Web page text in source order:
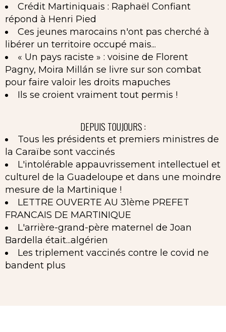
Crédit Martiniquais : Raphaël Confiant
répond à Henri Pied
Ces jeunes marocains n'ont pas cherché à
libérer un territoire occupé mais...
« Un pays raciste » : voisine de Florent
Pagny, Moira Millán se livre sur son combat
pour faire valoir les droits mapuches
Ils se croient vraiment tout permis !
DEPUIS TOUJOURS :
Tous les présidents et premiers ministres de
la Caraïbe sont vaccinés
L'intolérable appauvrissement intellectuel et
culturel de la Guadeloupe et dans une moindre
mesure de la Martinique !
LETTRE OUVERTE AU 31ème PREFET
FRANCAIS DE MARTINIQUE
L'arrière-grand-père maternel de Joan
Bardella était...algérien
Les triplement vaccinés contre le covid ne
bandent plus